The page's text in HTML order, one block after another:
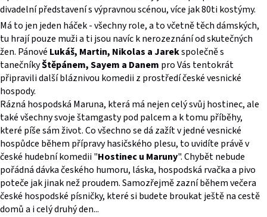
divadelní představení s výpravnou scénou, více jak 80ti kostýmy.
Má to jen jeden háček - všechny role, a to včetně těch dámských,
tu hrají pouze muži a ti jsou navíc k nerozeznání od skutečných
žen. Pánové Lukáš, Martin, Nikolas a Jarekspolečně s
tanečníkyŠtěpánem, Sayem a Danem pro Vás tentokrát
připravili další bláznivou komedii z prostředí české vesnické
hospody.
Rázná hospodská Maruna, která má nejen celý svůj hostinec, ale
také všechny svoje štamgasty pod palcem a k tomu příběhy,
které píše sám život. Co všechno se dá zažít v jedné vesnické
hospůdce během přípravy hasičského plesu, to uvidíte právě v
české hudební komedii "Hostinec u Maruny". Chybět nebude
pořádná dávka českého humoru, láska, hospodská rvačka a pivo
poteče jak jinak než proudem. Samozřejmě zazní během večera
české hospodské písničky, které si budete broukat ještě na cestě
domů a i celý druhý den...